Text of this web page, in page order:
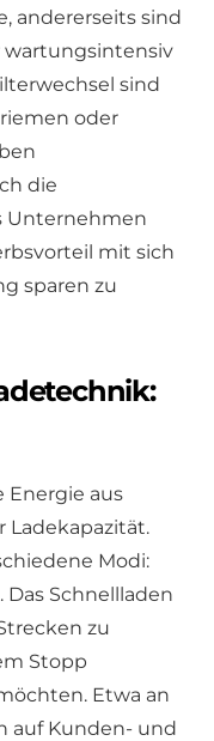
andererseits sind
wartungsintensiv
sind
oder
die
Unternehmen
mit sich
sparen zu
Energie aus
Modi:
Schnellladen
zu
Stopp
Etwa an
auf Kunden- und